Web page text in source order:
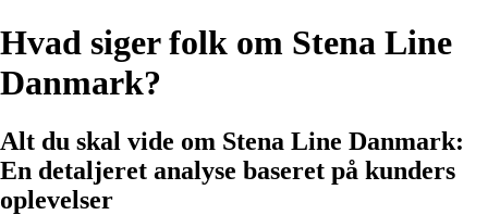
Hvad siger folk om Stena Line
Danmark?
Alt du skal vide om Stena Line Danmark:
En detaljeret analyse baseret på kunders
oplevelser